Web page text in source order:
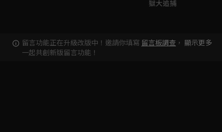
獄大追捕
留言功能正在升級改版中！邀請你填寫 留言板調查 ，
一起共創新版留言功能！
顯示更多